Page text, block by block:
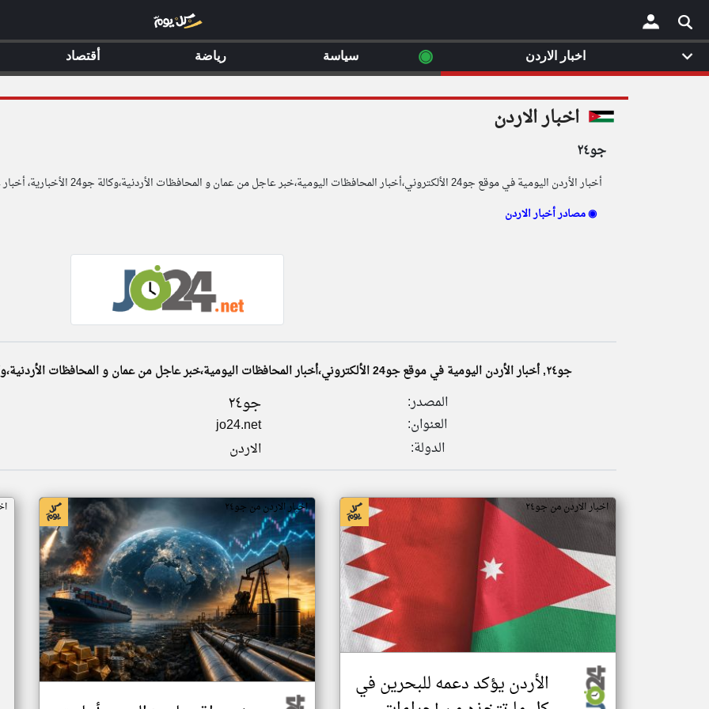
× اخبار الاردن
جو٢٤
أخبار الأردن اليومية في موقع جو24 الألكتروني،أخبار المحافظات اليومية،خبر عاجل من عمان و المحافظات الأردنية،وكالة جو24 الأخبارية، أخبار على مدار الساعة
مصادر أخبار الاردن ◉
جو٢٤, أخبار الأردن اليومية في موقع جو24 الألكتروني،أخبار المحافظات اليومية،خبر عاجل من عمان و المحافظات الأردنية،وكالة جو24 الأخبارية، أخبار على مدار الساعة
المصدر: جو٢٤
العنوان:
jo24.net
الدولة:
الاردن
اخبار الاردن من جو٢٤
الأردن يؤكد دعمه للبحرين في
اخبار الاردن من جو٢٤
اخبار الاردن ◉ سياسة رياضة أقتصاد